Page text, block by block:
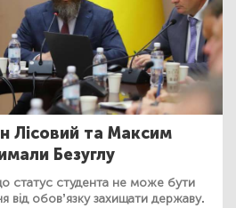
Лісовий та Максим
Безуглу
статус студента не може бути
від обов’язку захищати державу.